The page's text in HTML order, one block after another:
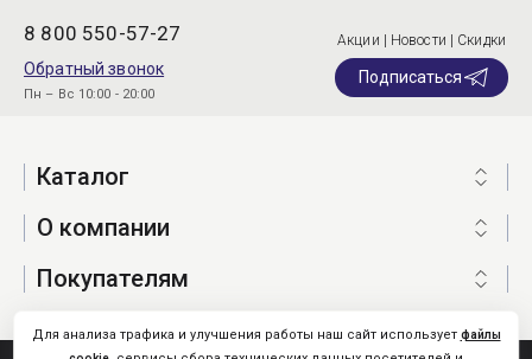
8 800 550-57-27
Обратный звонок
Пн – Вс 10:00 - 20:00
Акции | Новости | Скидки
Подписаться
Каталог
О компании
Покупателям
Для анализа трафика и улучшения работы наш сайт использует файлы